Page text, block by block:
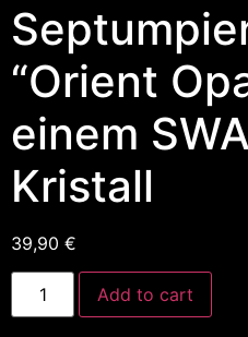
“Orient
einem
Kristall
39,90 €
Add to cart